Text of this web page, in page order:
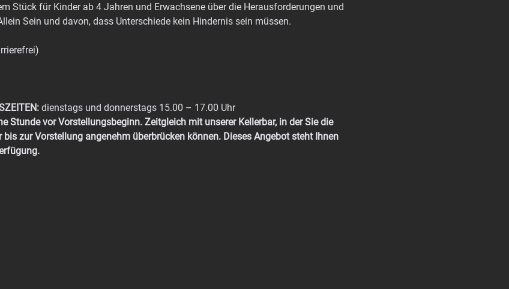
Stück für Kinder ab 4 Jahren und Erwachsene über die Herausforderungen und
Sein und davon, dass Unterschiede kein Hindernis sein müssen.
dienstags und donnerstags 15.00 – 17.00 Uhr
Stunde vor Vorstellungsbeginn. Zeitgleich mit unserer Kellerbar, in der Sie die
zur Vorstellung angenehm überbrücken können. Dieses Angebot steht Ihnen